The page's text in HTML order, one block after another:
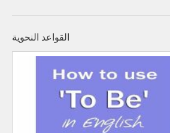
القواعد النحوية